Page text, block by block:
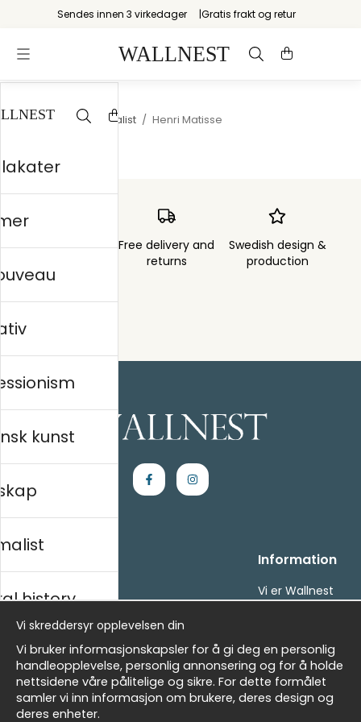
Sendes innen 3 virkedager Gratis frakt og retur
Startsiden Maximalist / Henri Matisse
Order sent within Free delivery and
returns
Swedish design &
production
Kontakt oss
- Returer och återbetalningar
- Leverans - enkelt, snabbt &amp; gratis
Om cookies
Mine favoritter
Information
Vi er Wallnest
Nyhetsbrev
kunst
history
Vi skreddersyr opplevelsen din
Vi bruker informasjonskapsler for å gi deg en personlig
handleopplevelse, personlig annonsering og for å holde
nettsidene våre pålitelige og sikre. For dette formålet
samler vi inn informasjon om brukere, deres design og
deres enheter.